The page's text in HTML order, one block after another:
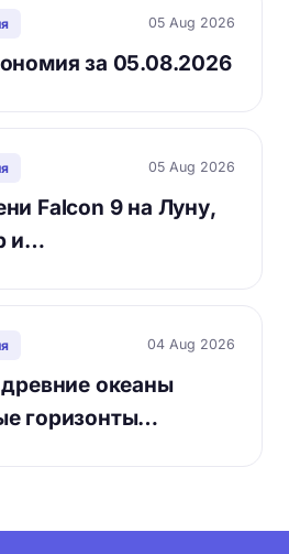
05 Aug 2026
за 05.08.2026
05 Aug 2026
Falcon 9 на Луну,
и…
04 Aug 2026
океаны
горизонты…